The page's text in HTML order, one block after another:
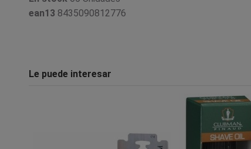
ean13 8435090812776
Le puede interesar